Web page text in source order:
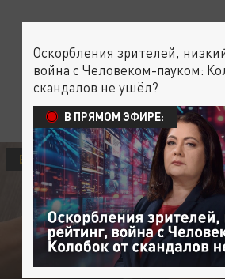
В МИРЕ
Оскорбления зрителей,
война с Человеком-пауком:
скандалов не ушёл?
В ПРЯМОМ ЭФИРЕ: